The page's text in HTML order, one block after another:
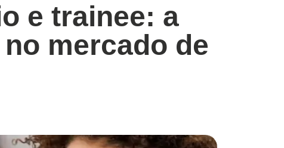
e trainee: a
mercado de